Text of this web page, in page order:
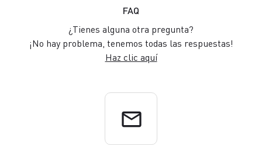
FAQ
¿Tienes alguna otra pregunta?
¡No hay problema, tenemos todas las respuestas!
Haz clic aquí
email